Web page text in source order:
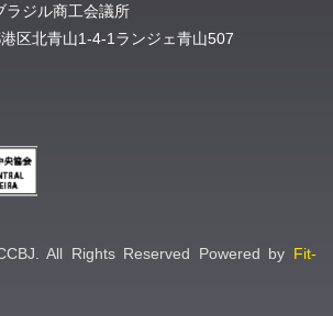
ラジル商工会議所
区北青山1-4-1ランジェ青山507
All Rights Reserved Powered by Fit-